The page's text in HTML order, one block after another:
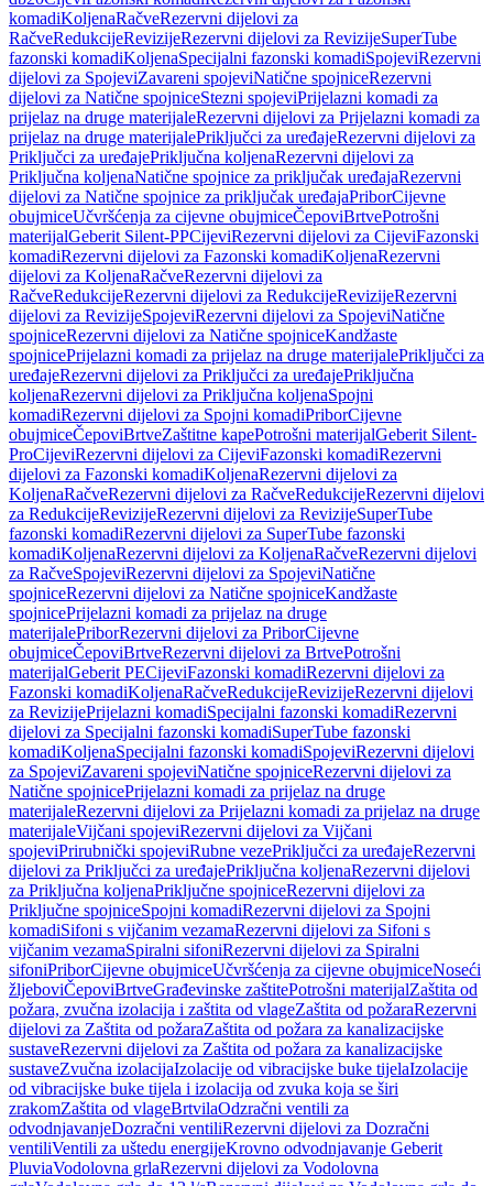
komadiKoljenaRačveRezervni dijelovi za
RačveRedukcijeRevizijeRezervni dijelovi za RevizijeSuperTube
fazonski komadiKoljenaSpecijalni fazonski komadiSpojeviRezervni
dijelovi za SpojeviZavareni spojeviNatične spojniceRezervni
dijelovi za Natične spojniceStezni spojeviPrijelazni komadi za
prijelaz na druge materijaleRezervni dijelovi za Prijelazni komadi za
prijelaz na druge materijalePriključci za uređajeRezervni dijelovi za
Priključci za uređajePriključna koljenaRezervni dijelovi za
Priključna koljenaNatične spojnice za priključak uređajaRezervni
dijelovi za Natične spojnice za priključak uređajaPriborCijevne
obujmiceUčvršćenja za cijevne obujmiceČepoviBrtvePotrošni
materijalGeberit Silent-PPCijeviRezervni dijelovi za CijeviFazonski
komadiRezervni dijelovi za Fazonski komadiKoljenaRezervni
dijelovi za KoljenaRačveRezervni dijelovi za
RačveRedukcijeRezervni dijelovi za RedukcijeRevizijeRezervni
dijelovi za RevizijeSpojeviRezervni dijelovi za SpojeviNatične
spojniceRezervni dijelovi za Natične spojniceKandžaste
spojnicePrijelazni komadi za prijelaz na druge materijalePriključci za
uređajeRezervni dijelovi za Priključci za uređajePriključna
koljenaRezervni dijelovi za Priključna koljenaSpojni
komadiRezervni dijelovi za Spojni komadiPriborCijevne
obujmiceČepoviBrtveZaštitne kapePotrošni materijalGeberit Silent-
ProCijeviRezervni dijelovi za CijeviFazonski komadiRezervni
dijelovi za Fazonski komadiKoljenaRezervni dijelovi za
KoljenaRačveRezervni dijelovi za RačveRedukcijeRezervni dijelovi
za RedukcijeRevizijeRezervni dijelovi za RevizijeSuperTube
fazonski komadiRezervni dijelovi za SuperTube fazonski
komadiKoljenaRezervni dijelovi za KoljenaRačveRezervni dijelovi
za RačveSpojeviRezervni dijelovi za SpojeviNatične
spojniceRezervni dijelovi za Natične spojniceKandžaste
spojnicePrijelazni komadi za prijelaz na druge
materijalePriborRezervni dijelovi za PriborCijevne
obujmiceČepoviBrtveRezervni dijelovi za BrtvePotrošni
materijalGeberit PECijeviFazonski komadiRezervni dijelovi za
Fazonski komadiKoljenaRačveRedukcijeRevizijeRezervni dijelovi
za RevizijePrijelazni komadiSpecijalni fazonski komadiRezervni
dijelovi za Specijalni fazonski komadiSuperTube fazonski
komadiKoljenaSpecijalni fazonski komadiSpojeviRezervni dijelovi
za SpojeviZavareni spojeviNatične spojniceRezervni dijelovi za
Natične spojnicePrijelazni komadi za prijelaz na druge
materijaleRezervni dijelovi za Prijelazni komadi za prijelaz na druge
materijaleVijčani spojeviRezervni dijelovi za Vijčani
spojeviPrirubnički spojeviRubne vezePriključci za uređajeRezervni
dijelovi za Priključci za uređajePriključna koljenaRezervni dijelovi
za Priključna koljenaPriključne spojniceRezervni dijelovi za
Priključne spojniceSpojni komadiRezervni dijelovi za Spojni
komadiSifoni s vijčanim vezamaRezervni dijelovi za Sifoni s
vijčanim vezamaSpiralni sifoniRezervni dijelovi za Spiralni
sifoniPriborCijevne obujmiceUčvršćenja za cijevne obujmiceNoseći
žljeboviČepoviBrtveGrađevinske zaštitePotrošni materijalZaštita od
požara, zvučna izolacija i zaštita od vlageZaštita od požaraRezervni
dijelovi za Zaštita od požaraZaštita od požara za kanalizacijske
sustaveRezervni dijelovi za Zaštita od požara za kanalizacijske
sustaveZvučna izolacijaIzolacije od vibracijske buke tijelaIzolacije
od vibracijske buke tijela i izolacija od zvuka koja se širi
zrakomZaštita od vlageBrtvilaOdzračni ventili za
odvodnjavanjeDozračni ventiliRezervni dijelovi za Dozračni
ventiliVentili za uštedu energijeKrovno odvodnjavanje Geberit
PluviaVodolovna grlaRezervni dijelovi za Vodolovna